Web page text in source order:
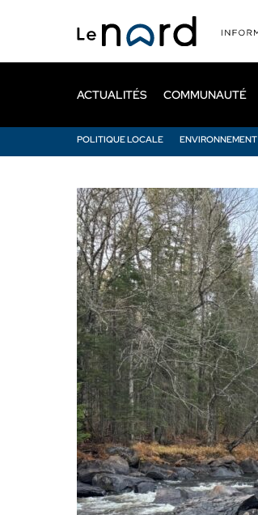
principal
ACTUALITÉS
POLITIQUE LOCALE ENVIRONNEMENT
COMMUNAUTÉ